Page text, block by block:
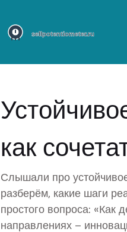
как
Слышали про
разберём, какие шаги
простого вопроса: «Как
направлениях –